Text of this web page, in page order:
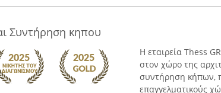
Συντήρηση κηπου
Η εταιρεία Thess
στον χώρο της
συντήρηση κήπων,
επαγγελματικούς